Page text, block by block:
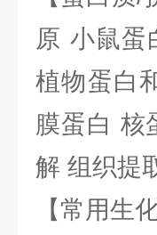
原 小鼠蛋
植物蛋白
膜蛋白 核
解 组织提
【常用生